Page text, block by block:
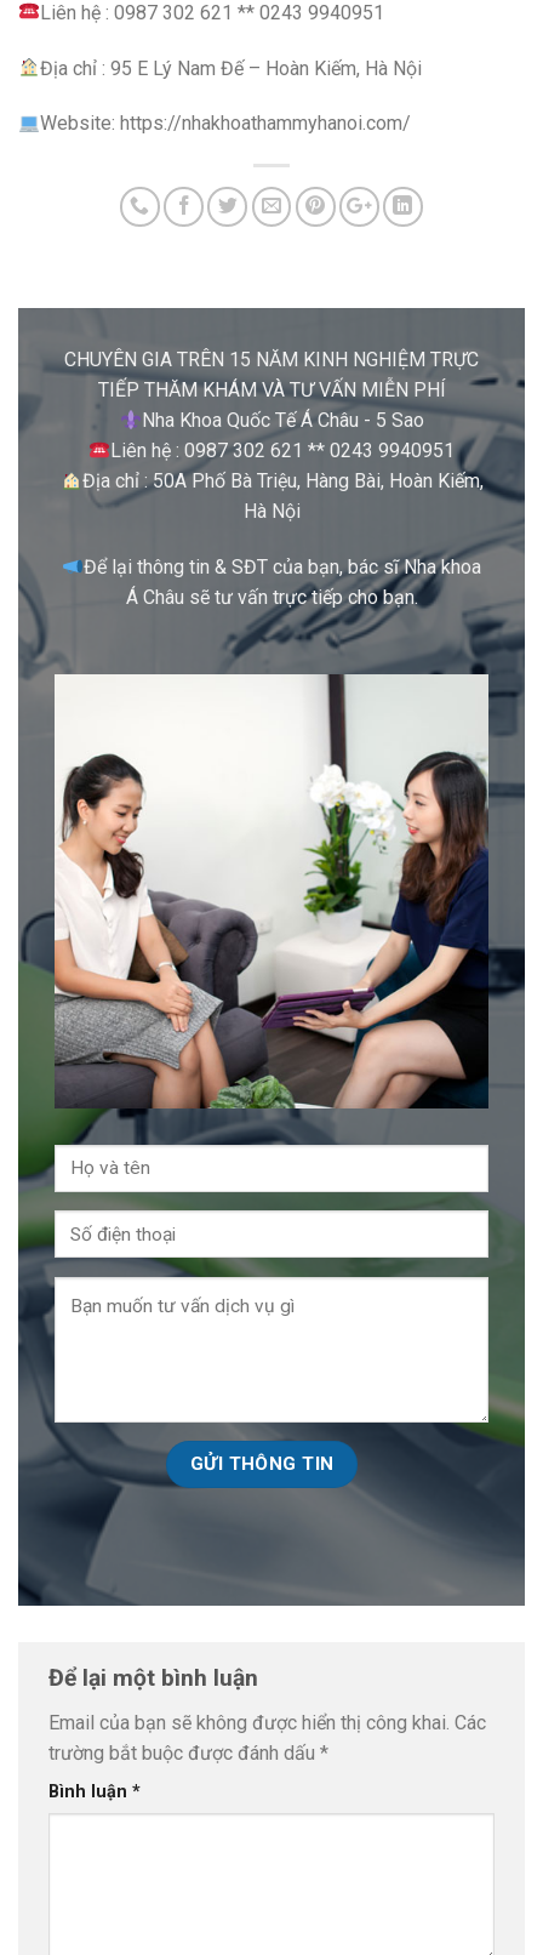
Liên hệ : 0987 302 621 ** 0243 9940951
Địa chỉ : 95 E Lý Nam Đế – Hoàn Kiếm, Hà Nội
Website: https://nhakhoathammyhanoi.com/
CHUYÊN GIA TRÊN 15 NĂM KINH NGHIỆM TRỰC
TIẾP THĂM KHÁM VÀ TƯ VẤN MIỄN PHÍ
Nha Khoa Quốc Tế Á Châu - 5 Sao
Liên hệ : 0987 302 621 ** 0243 9940951
Địa chỉ : 50A Phố Bà Triệu, Hàng Bài, Hoàn Kiếm,
Hà Nội
Để lại thông tin & SĐT của bạn, bác sĩ Nha khoa
Á Châu sẽ tư vấn trực tiếp cho bạn.
Để lại một bình luận
Email của bạn sẽ không được hiển thị công khai. Các
trường bắt buộc được đánh dấu *
Bình luận *